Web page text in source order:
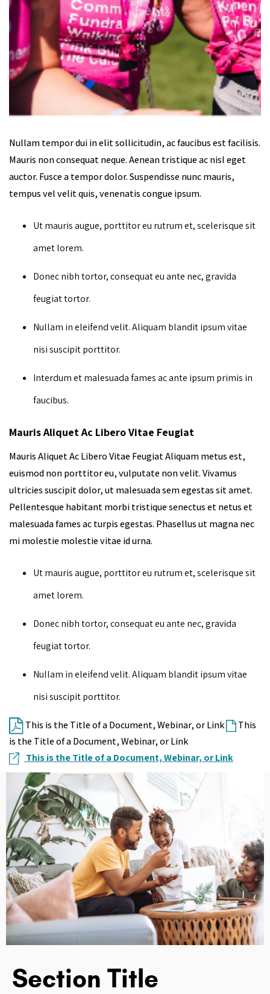
Nullam tempor dui in elit sollicitudin, ac faucibus est facilisis.
Mauris non consequat neque. Aenean tristique ac nisl eget
auctor. Fusce a tempor dolor. Suspendisse nunc mauris,
tempus vel velit quis, venenatis congue ipsum.
Ut mauris augue, porttitor eu rutrum et, scelerisque sit
amet lorem.
Donec nibh tortor, consequat eu ante nec, gravida
feugiat tortor.
Nullam in eleifend velit. Aliquam blandit ipsum vitae
nisi suscipit porttitor.
Interdum et malesuada fames ac ante ipsum primis in
faucibus.
Mauris Aliquet Ac Libero Vitae Feugiat
Mauris Aliquet Ac Libero Vitae Feugiat Aliquam metus est,
euismod non porttitor eu, vulputate non velit. Vivamus
ultricies suscipit dolor, ut malesuada sem egestas sit amet.
Pellentesque habitant morbi tristique senectus et netus et
malesuada fames ac turpis egestas. Phasellus ut magna nec
mi molestie molestie vitae id urna.
Ut mauris augue, porttitor eu rutrum et, scelerisque sit
amet lorem.
Donec nibh tortor, consequat eu ante nec, gravida
feugiat tortor.
Nullam in eleifend velit. Aliquam blandit ipsum vitae
nisi suscipit porttitor.
This is the Title of a Document, Webinar, or Link
This
is the Title of a Document, Webinar, or Link
This is the Title of a Document, Webinar, or Link
Section Title